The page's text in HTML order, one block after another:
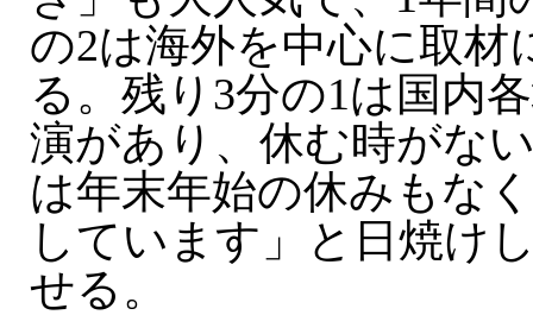
の2は海外を中心に取材
る。残り3分の1は国内
演があり、休む時がな
は年末年始の休みもな
しています」と日焼け
せる。